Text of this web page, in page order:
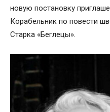
новую постановку
Корабельник по повести
Старка «Беглецы».